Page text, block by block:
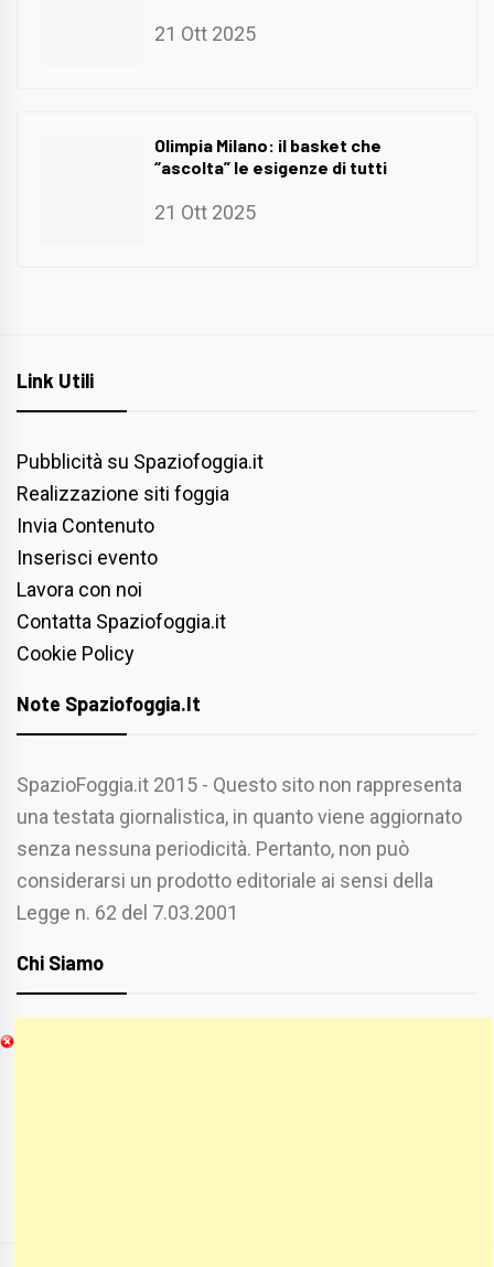
21 Ott 2025
Olimpia Milano: il basket che
“ascolta” le esigenze di tutti
21 Ott 2025
Link Utili
Pubblicità su Spaziofoggia.it
Realizzazione siti foggia
Invia Contenuto
Inserisci evento
Lavora con noi
Contatta Spaziofoggia.it
Cookie Policy
Note Spaziofoggia.it
SpazioFoggia.it 2015 - Questo sito non rappresenta
una testata giornalistica, in quanto viene aggiornato
senza nessuna periodicità. Pertanto, non può
considerarsi un prodotto editoriale ai sensi della
Legge n. 62 del 7.03.2001
Chi Siamo